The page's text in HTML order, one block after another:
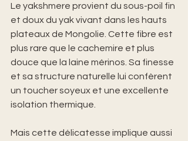
Le yakshmere provient du sous-poil fin
et doux du yak vivant dans les hauts
plateaux de Mongolie. Cette fibre est
plus rare que le cachemire et plus
douce que la laine mérinos. Sa finesse
et sa structure naturelle lui confèrent
un toucher soyeux et une excellente
isolation thermique.
Mais cette délicatesse implique aussi